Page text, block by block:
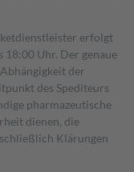
erfolgt
18:00 Uhr. Der genaue
der
des Spediteurs
pharmazeutische
dienen, die
Klärungen